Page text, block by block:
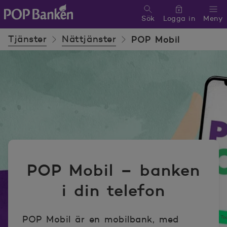
POP banken, till hemsidan
Meny
Sök Logga in
Tjänster Nättjänster POP Mobil
POP Mobil – banken
i din telefon
POP Mobil är en mobilbank, med